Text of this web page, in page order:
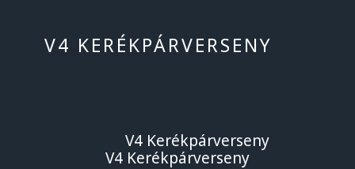
V4 KERÉKPÁRVERSENY
V4 Kerékpárverseny
V4 Kerékpárverseny